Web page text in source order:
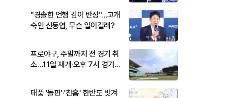
"경솔한 언행 깊이 반성"…고개
숙인 신동엽, 무슨 일이길래?
프로야구, 주말까지 전 경기 취
소…11일 재개·오후 7시 경기
태풍 '돌핀'·'찬홈' 한반도 빗겨